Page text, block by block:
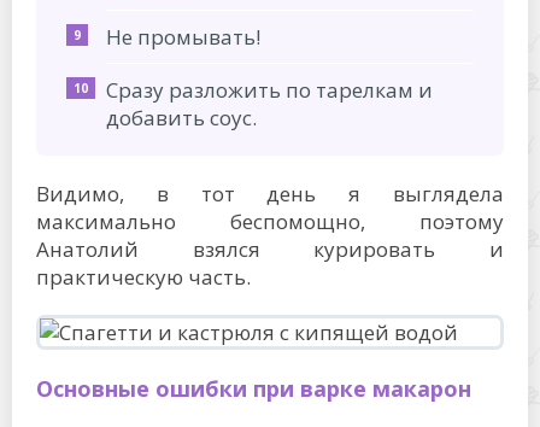
Не промывать!
Сразу разложить по тарелкам и
добавить соус.
Видимо, в тот день я выглядела
максимально беспомощно, поэтому
Анатолий взялся курировать и
практическую часть.
Основные ошибки при варке макарон